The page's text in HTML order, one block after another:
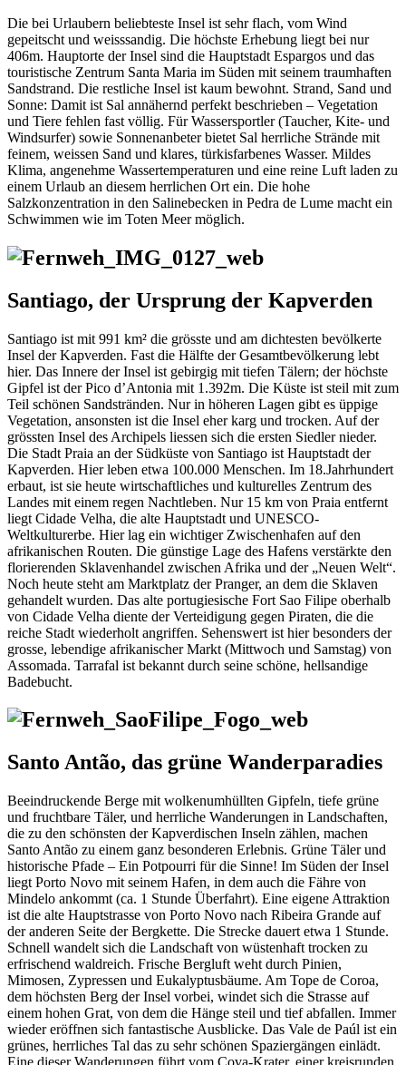
Die bei Urlaubern beliebteste Insel ist sehr flach, vom Wind
gepeitscht und weisssandig. Die höchste Erhebung liegt bei nur
406m. Hauptorte der Insel sind die Hauptstadt Espargos und das
touristische Zentrum Santa Maria im Süden mit seinem traumhaften
Sandstrand. Die restliche Insel ist kaum bewohnt. Strand, Sand und
Sonne: Damit ist Sal annähernd perfekt beschrieben – Vegetation
und Tiere fehlen fast völlig. Für Wassersportler (Taucher, Kite- und
Windsurfer) sowie Sonnenanbeter bietet Sal herrliche Strände mit
feinem, weissen Sand und klares, türkisfarbenes Wasser. Mildes
Klima, angenehme Wassertemperaturen und eine reine Luft laden zu
einem Urlaub an diesem herrlichen Ort ein. Die hohe
Salzkonzentration in den Salinebecken in Pedra de Lume macht ein
Schwimmen wie im Toten Meer möglich.
Santiago, der Ursprung der Kapverden
Santiago ist mit 991 km² die grösste und am dichtesten bevölkerte
Insel der Kapverden. Fast die Hälfte der Gesamtbevölkerung lebt
hier. Das Innere der Insel ist gebirgig mit tiefen Tälern; der höchste
Gipfel ist der Pico d’Antonia mit 1.392m. Die Küste ist steil mit zum
Teil schönen Sandstränden. Nur in höheren Lagen gibt es üppige
Vegetation, ansonsten ist die Insel eher karg und trocken. Auf der
grössten Insel des Archipels liessen sich die ersten Siedler nieder.
Die Stadt Praia an der Südküste von Santiago ist Hauptstadt der
Kapverden. Hier leben etwa 100.000 Menschen. Im 18.Jahrhundert
erbaut, ist sie heute wirtschaftliches und kulturelles Zentrum des
Landes mit einem regen Nachtleben. Nur 15 km von Praia entfernt
liegt Cidade Velha, die alte Hauptstadt und UNESCO-
Weltkulturerbe. Hier lag ein wichtiger Zwischenhafen auf den
afrikanischen Routen. Die günstige Lage des Hafens verstärkte den
florierenden Sklavenhandel zwischen Afrika und der „Neuen Welt“.
Noch heute steht am Marktplatz der Pranger, an dem die Sklaven
gehandelt wurden. Das alte portugiesische Fort Sao Filipe oberhalb
von Cidade Velha diente der Verteidigung gegen Piraten, die die
reiche Stadt wiederholt angriffen. Sehenswert ist hier besonders der
grosse, lebendige afrikanischer Markt (Mittwoch und Samstag) von
Assomada. Tarrafal ist bekannt durch seine schöne, hellsandige
Badebucht.
Santo Antão, das grüne Wanderparadies
Beeindruckende Berge mit wolkenumhüllten Gipfeln, tiefe grüne
und fruchtbare Täler, und herrliche Wanderungen in Landschaften,
die zu den schönsten der Kapverdischen Inseln zählen, machen
Santo Antão zu einem ganz besonderen Erlebnis. Grüne Täler und
historische Pfade – Ein Potpourri für die Sinne! Im Süden der Insel
liegt Porto Novo mit seinem Hafen, in dem auch die Fähre von
Mindelo ankommt (ca. 1 Stunde Überfahrt). Eine eigene Attraktion
ist die alte Hauptstrasse von Porto Novo nach Ribeira Grande auf
der anderen Seite der Bergkette. Die Strecke dauert etwa 1 Stunde.
Schnell wandelt sich die Landschaft von wüstenhaft trocken zu
erfrischend waldreich. Frische Bergluft weht durch Pinien,
Mimosen, Zypressen und Eukalyptusbäume. Am Tope de Coroa,
dem höchsten Berg der Insel vorbei, windet sich die Strasse auf
einem hohen Grat, von dem die Hänge steil und tief abfallen. Immer
wieder eröffnen sich fantastische Ausblicke. Das Vale de Paúl ist ein
grünes, herrliches Tal das zu sehr schönen Spaziergängen einlädt.